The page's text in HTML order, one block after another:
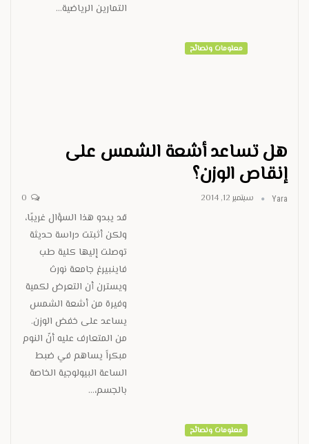
التمارين الرياضية…
معلومات ونصائح
هل تساعد أشعة الشمس على
إنقاص الوزن؟
Yara سبتمبر 12, 2014
قد يبدو هذا السؤال غريبًا،
ولكن أثبتت دراسة حديثة
توصلت إليها كلية طب
فاينبيرغ جامعة نورث
ويسترن أن التعرض لكمية
وفيرة من أشعة الشمس
يساعد على خفض الوزن.
من المتعارف عليه أنّ النوم
مبكراً يساهم في ضبط
الساعة البيولوجية الخاصة
بالجسم،…
معلومات ونصائح